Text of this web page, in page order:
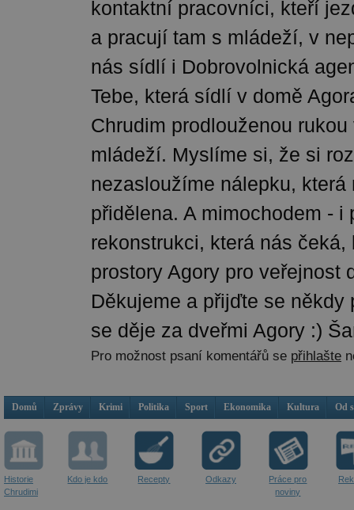
kontaktní pracovníci, kteří
a pracují tam s mládeží, v
nás sídlí i Dobrovolnická
Tebe, která sídlí v domě
Chrudim prodlouženou
mládeží. Myslíme si, že si
nezasloužíme nálepku, která
přidělena. A mimochodem - i
rekonstrukci, která nás čeká,
prostory Agory pro veřejnost
Děkujeme a přijďte se někdy
se děje za dveřmi Agory :)
Pro možnost psaní komentářů se přihlašte
Domů Zprávy Krimi Politika Sport Ekonomika Kultura Od
Historie
Chrudimi
Kdo je kdo Recepty Odkazy
Práce pro
noviny